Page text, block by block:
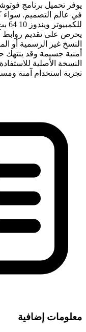
في عالم التصميم.
للكمبيوتر ويندوز 10 64 بت مجانًا أو نسخة عربية، فإن
يحرص على تقديم روابط
النسخ غير الرسمية أو
أمنية جسيمة وقد ينتهك
النسخة الأصلية
تجربة استخدام آمنة
معلومات إضافية